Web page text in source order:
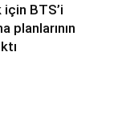
BTS’i
planlarının